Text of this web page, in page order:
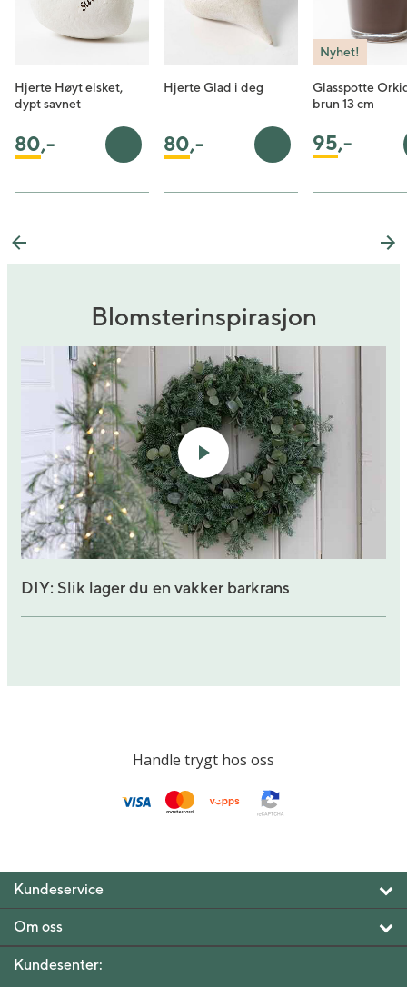
Hjerte Høyt elsket,
dypt savnet
80,- Legg i handlekurv
Hjerte Glad i deg
80,- Legg i handlekurv
Nyhet!
Glasspotte
brun 13 cm
95,-
Previous
Blomsterinspirasjon
DIY: Slik lager du en vakker barkrans
Handle trygt hos oss
Kundeservice
Om oss
Kundesenter: